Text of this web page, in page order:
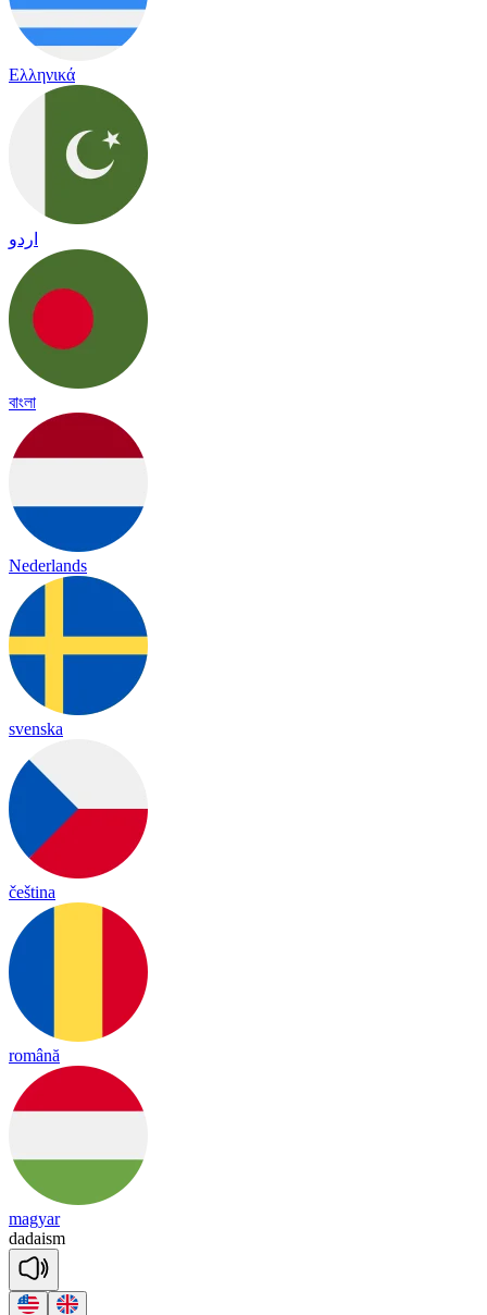
Ελληνικά
اردو
বাংলা
Nederlands
svenska
čeština
română
magyar
dadaism